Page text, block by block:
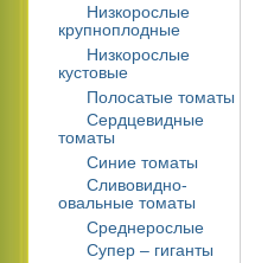
Низкорослые
крупноплодные
Низкорослые
кустовые
Полосатые томаты
Сердцевидные
томаты
Синие томаты
Сливовидно-
овальные томаты
Среднерослые
Супер – гиганты